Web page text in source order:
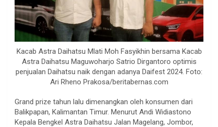
Kacab Astra Daihatsu Mlati Moh Fasyikhin bersama Kacab
Astra Daihatsu Maguwoharjo Satrio Dirgantoro optimis
penjualan Daihatsu naik dengan adanya Daifest 2024. Foto:
Ari Rheno Prakosa/beritabernas.com
Grand prize tahun lalu dimenangkan oleh konsumen dari
Balikpapan, Kalimantan Timur. Menurut Andi Widiastono
Kepala Bengkel Astra Daihatsu Jalan Magelang, Jombor,